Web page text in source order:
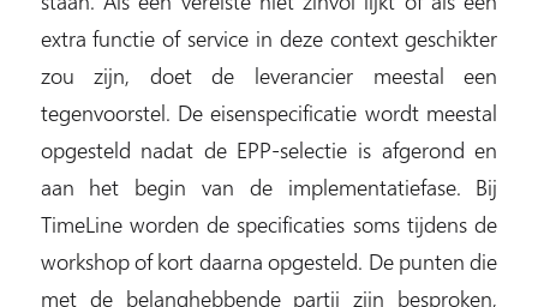
extra functie of service in deze context geschikter
zou zijn, doet de leverancier meestal een
tegenvoorstel. De eisenspecificatie wordt meestal
opgesteld nadat de EPP-selectie is afgerond en
aan het begin van de implementatiefase. Bij
TimeLine worden de specificaties soms tijdens de
workshop of kort daarna opgesteld. De punten die
met de belanghebbende partij zijn besproken,